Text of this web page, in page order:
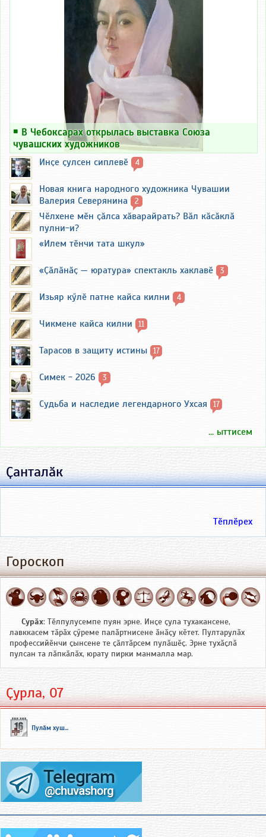
￭ В Чебоксарах открылась выставка Союза
чувашских художников
Инҫе ҫулсен сиплевӗ 4
Новая книга народного художника Чувашии
Валерия Северянина
2
Чӗлхене мӗн ҫӑлса хӑварайрать? Вӑл кӑсӑклӑ
пулни-и?
«Илем тӗнчи тата шкул»
«Ҫӑлӑнӑҫ — юратура» спектакль хаклавӗ 3
Изьяр кӳлӗ патне кайса килни 4
Чикмене кайса килни 11
Тарасов в защиту истины 17
Симек - 2026 3
Судьба и наследие легендарного Ухсая 17
... ыттисем
Ҫанталӑк
Тӗплӗрех
Гороскоп
Сурӑх: Тӗлпулусемпе пуян эрне. Инҫе ҫула тухакансене,
лавккасем тӑрӑх ҫӳреме палӑртнисене ӑнӑҫу кӗтет. Пултарулӑх
профессийӗнчи ҫынсене те ҫӑлтӑрсем пулӑшӗҫ. Эрне тухӑҫлӑ
пулсан та лӑпкӑлӑх, юрату пирки манмалла мар.
Ҫурла, 07
Пулӑм хуш...